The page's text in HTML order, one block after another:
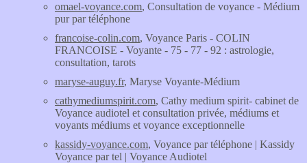
omael-voyance.com, Consultation de voyance - Médium
pur par téléphone
francoise-colin.com, Voyance Paris - COLIN
FRANCOISE - Voyante - 75 - 77 - 92 : astrologie,
consultation, tarots
maryse-auguy.fr, Maryse Voyante-Médium
cathymediumspirit.com, Cathy medium spirit- cabinet de
Voyance audiotel et consultation privée, médiums et
voyants médiums et voyance exceptionnelle
kassidy-voyance.com, Voyance par téléphone | Kassidy
Voyance par tel | Voyance Audiotel